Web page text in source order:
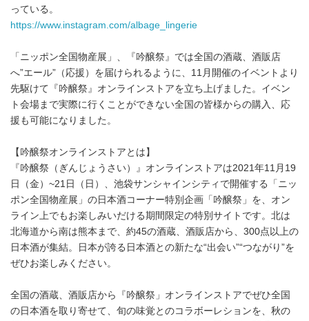
っている。
https://www.instagram.com/albage_lingerie
「ニッポン全国物産展」、『吟醸祭』では全国の酒蔵、酒販店
へ”エール”（応援）を届けられるように、11月開催のイベントより
先駆けて『吟醸祭』オンラインストアを立ち上げました。イベン
ト会場まで実際に行くことができない全国の皆様からの購入、応
援も可能になりました。
【吟醸祭オンラインストアとは】
『吟醸祭（ぎんじょうさい）』オンラインストアは2021年11月19
日（金）~21日（日）、池袋サンシャインシティで開催する「ニッ
ポン全国物産展」の日本酒コーナー特別企画「吟醸祭」を、オン
ライン上でもお楽しみいだける期間限定の特別サイトです。北は
北海道から南は熊本まで、約45の酒蔵、酒販店から、300点以上の
日本酒が集結。日本が誇る日本酒との新たな“出会い”“つながり”を
ぜひお楽しみください。
全国の酒蔵、酒販店から『吟醸祭」オンラインストアでぜひ全国
の日本酒を取り寄せて、旬の味覚とのコラボーレションを、秋の